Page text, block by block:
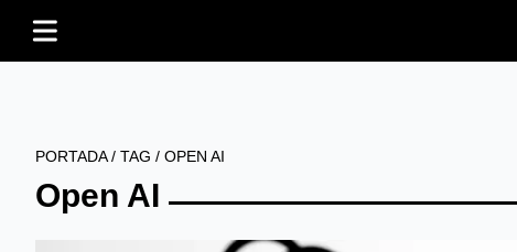
PORTADA/ TAG / OPEN AI
Open AI